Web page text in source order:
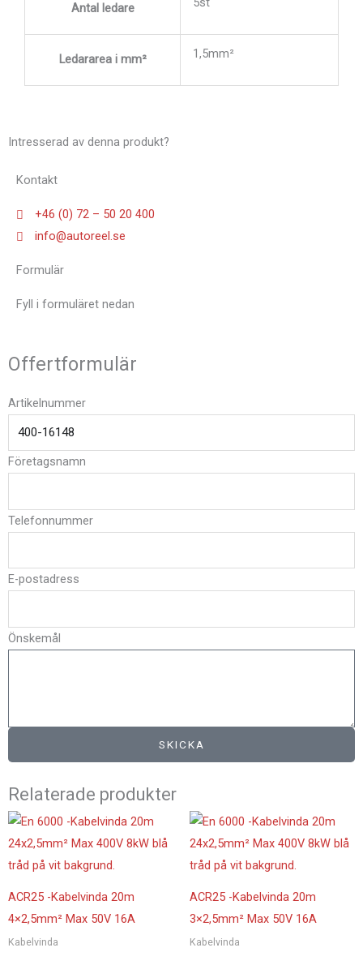
Antal ledare
Ledararea i mm² 1,5mm²
Intresserad av denna produkt?
Kontakt
+46 (0) 72 – 50 20 400
info@autoreel.se
Formulär
Fyll i formuläret nedan
Offertformulär
Artikelnummer
Företagsnamn
Telefonnummer
E-postadress
Önskemål
SKICKA
Relaterade produkter
ACR25 -Kabelvinda 20m
4×2,5mm² Max 50V 16A
Kabelvinda
ACR25 -Kabelvinda 20m
3×2,5mm² Max 50V 16A
Kabelvinda